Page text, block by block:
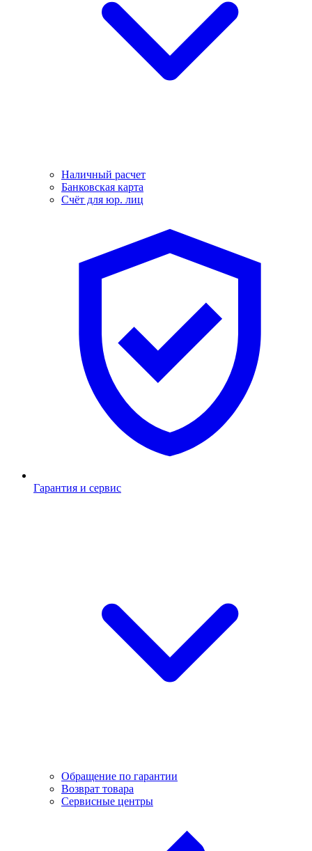
Наличный расчет
Банковская карта
Счёт для юр. лиц
Гарантия и сервис
Обращение по гарантии
Возврат товара
Сервисные центры